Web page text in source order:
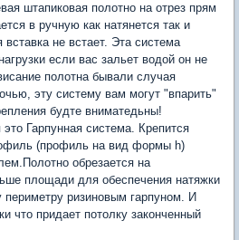
штапиковая полотно на отрез прям
в ручную как натянется так и
вставка не встает. Эта система
если вас зальет водой он не
полотна бывали случая
эту систему вам могут "впарить"
будте вниматедьны!
Гарпунная система. Крепится
(профиль на вид формы h)
обрезается на
площади для обеспечения натяжки
периметру ризиновым гарпуном. И
что придает потолку законченный